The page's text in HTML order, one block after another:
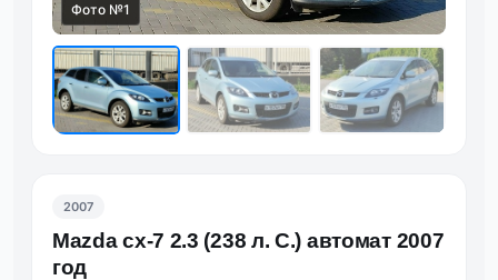
Фото №1
2007
Mаzdа cx-7 2.3 (238 л. C.) автoмaт 2007
гoд